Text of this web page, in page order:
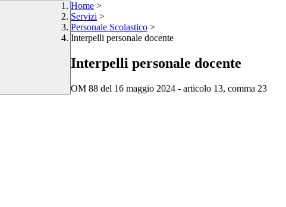
Home >
Servizi >
Personale Scolastico >
Interpelli personale docente
Interpelli personale docente
OM 88 del 16 maggio 2024 - articolo 13, comma 23